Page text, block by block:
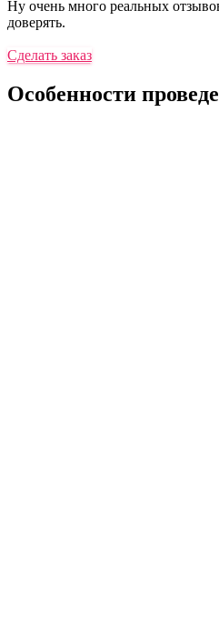
Ну очень много реальных
доверять.
Сделать заказ
Особенности